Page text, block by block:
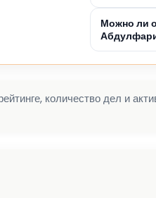
Можно ли
количество дел и